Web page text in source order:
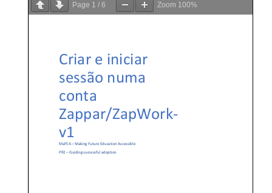
Page 1 /6 Zoom 100%